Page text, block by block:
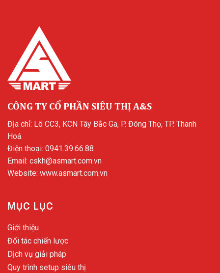
CÔNG TY CỔ PHẦN SIÊU THỊ A&S
Địa chỉ: Lô CC3, KCN Tây Bắc Ga, P. Đông Thọ, TP. Thanh
Hoá.
Điện thoại: 0941.39.66.88
Email: cskh@asmart.com.vn
Website: www.asmart.com.vn
MỤC LỤC
Giới thiệu
Đối tác chiến lược
Dịch vụ giải pháp
Quy trình setup siêu thị